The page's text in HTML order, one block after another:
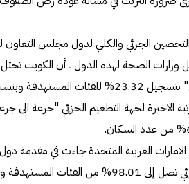
الجزئي والكلي لدول مجلس التعاون
وزارات الصحة لهذه الدول ــ أن الكويت تحتل
العربية المتحدة جاءت في مقدمة دول